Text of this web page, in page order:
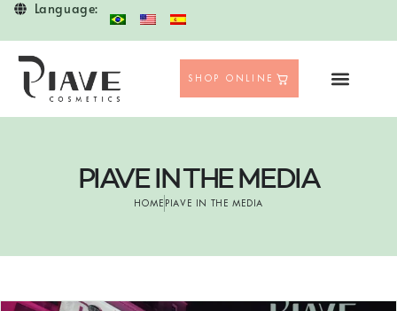
Language:
SHOP ONLINE
PIAVE IN THE MEDIA
HOME PIAVE IN THE MEDIA